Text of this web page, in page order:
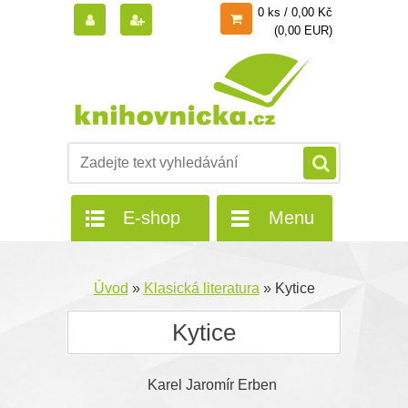
0 ks / 0,00 Kč
(0,00 EUR)
E-shop Menu
Úvod » Klasická literatura » Kytice
Kytice
Karel Jaromír Erben